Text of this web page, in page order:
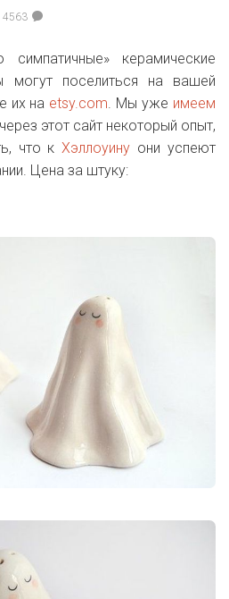
4563
керамические
могут поселиться на вашей
их на etsy.com. Мы уже имеем
этот сайт некоторый опыт,
что кХэллоуину они успеют
Цена за штуку: